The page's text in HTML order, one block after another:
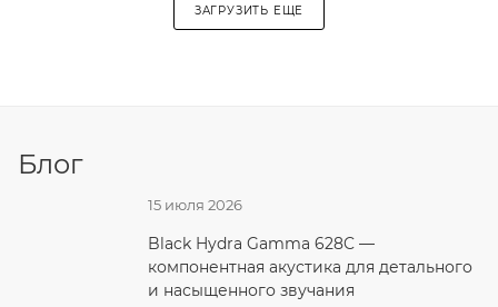
ЗАГРУЗИТЬ ЕЩЕ
Блог
15 июля 2026
Black Hydra Gamma 628C —
компонентная акустика для детального
и насыщенного звучания